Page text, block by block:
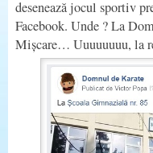
desenează jocul sportiv
Facebook. Unde ? La
Mișcare… Uuuuuuuu, la